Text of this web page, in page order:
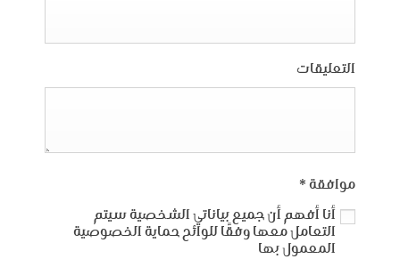
التعليقات
موافقة *
أنا أفهم أن جميع بياناتي الشخصية سيتم
التعامل معها وفقًا للوائح حماية الخصوصية
المعمول بها